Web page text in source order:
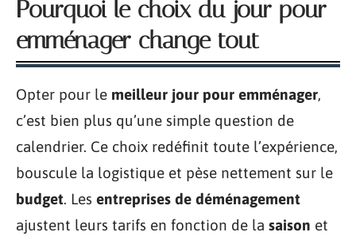
Pourquoi le choix du jour pour
emménager change tout
Opter pour le meilleur jour pour emménager,
c’est bien plus qu’une simple question de
calendrier. Ce choix redéfinit toute l’expérience,
bouscule la logistique et pèse nettement sur le
budget. Les entreprises de déménagement
ajustent leurs tarifs en fonction de la saison et